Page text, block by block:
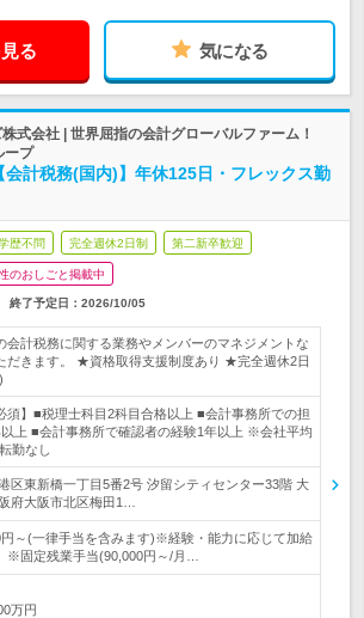
る 気になる
式会社 | 世界屈指の会計グローバルファーム！
ープ
会計税務(国内)】年休125日・フレックス勤
歴不問 完全週休2日制 第二新卒歓迎
のおしごと掲載中
終了予定日： 2026/10/05
会計税務に関する業務やメンバーのマネジメントな
だきます。 ★資格取得支援制度あり ★完全週休2日
須】■税理士科目2科目合格以上 ■会計事務所での担
上 ■会計事務所で確認者の経験1年以上 ※会社平均
勤なし
区東新橋一丁目5番2号 汐留シティセンター33階 大
府大阪市北区梅田1…
円～(一律手当を含みます)※経験・能力に応じて加給
※固定残業手当(90,000円～/月…
万円